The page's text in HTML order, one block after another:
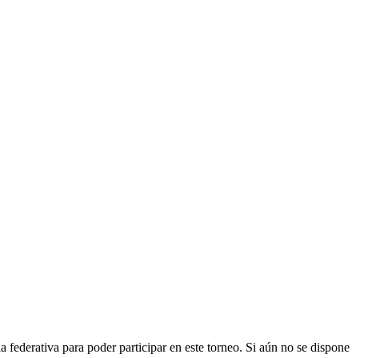
para poder participar en este torneo. Si aún no se dispone